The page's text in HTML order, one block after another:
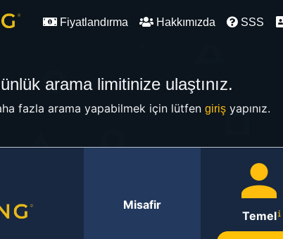
Fiyatlandırma Hakkımızda SSS
arama limitinize ulaştınız.
fazla arama yapabilmek için lütfen girişyapınız.
Misafir
Temel